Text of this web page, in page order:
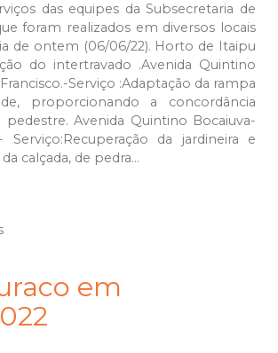
das equipes da Subsecretaria de
foram realizados em diversos locais
de ontem (06/06/22). Horto de Itaipu
do intertravado .Avenida Quintino
Serviço :Adaptação da rampa
proporcionando a concordância
Avenida Quintino Bocaiuva-
Serviço:Recuperação da jardineira e
calçada, de pedra...
em